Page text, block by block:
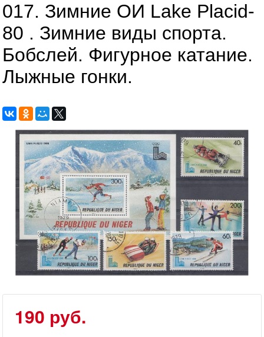
017. Зимние ОИ Lake Placid-
80 . Зимние виды спорта.
Бобслей. Фигурное катание.
Лыжные гонки.
190 руб.